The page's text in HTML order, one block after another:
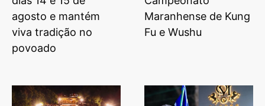
agosto e mantém
viva tradição no
povoado
Maranhense de Kung
Fu e Wushu